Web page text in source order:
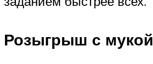
Розыгрыш с мукой